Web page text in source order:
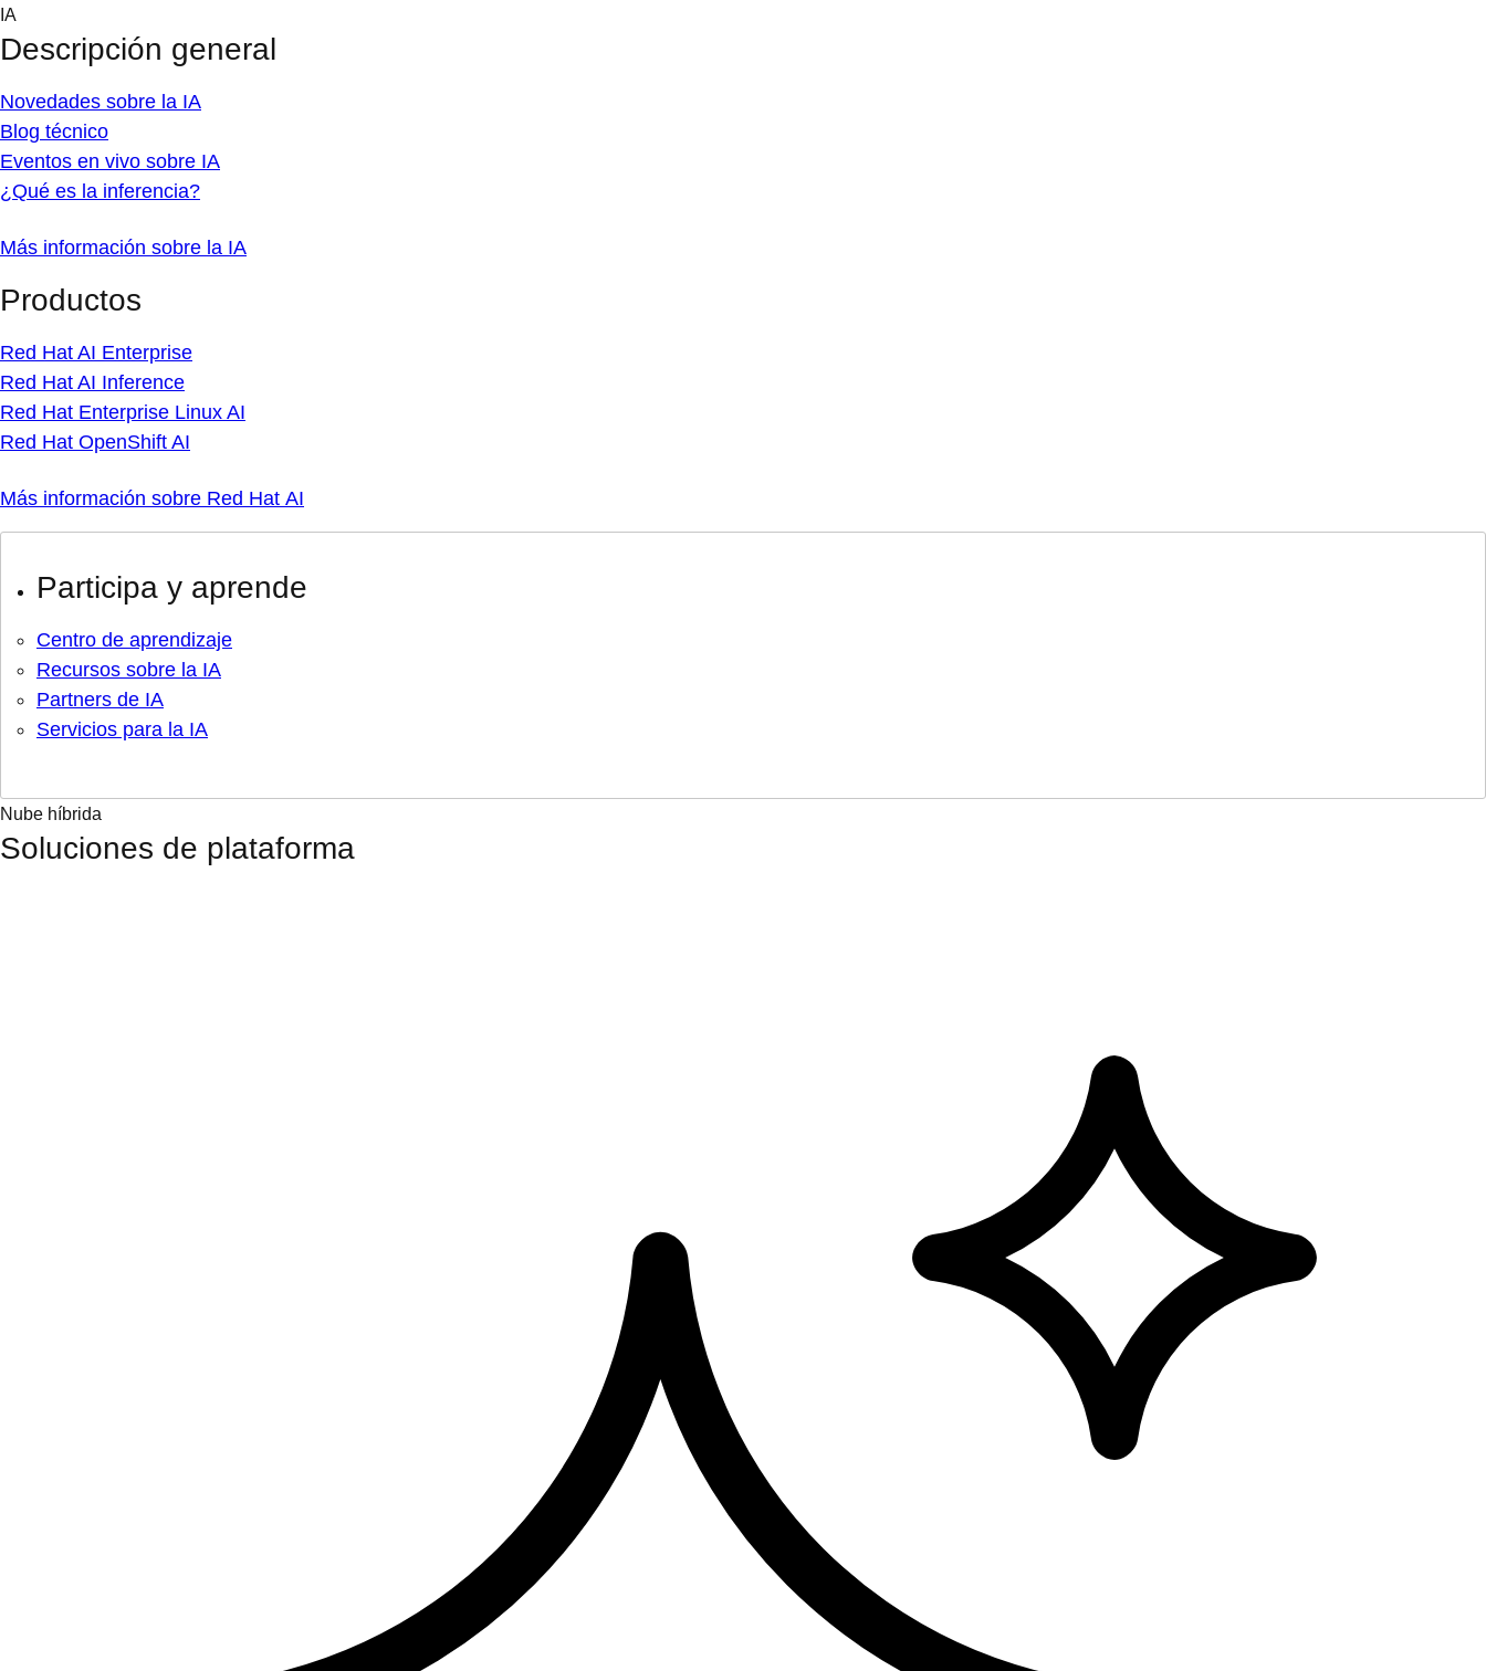
Skip
content
IA
Descripción general
Novedades sobre la IA
Blog técnico
Eventos en vivo sobre IA
¿Qué es la inferencia?
Más información sobre la IA
Productos
Red Hat AI Enterprise
Red Hat AI Inference
Red Hat Enterprise Linux AI
Red Hat OpenShift AI
Más información sobre Red Hat AI
Participa y aprende
Centro de aprendizaje
Recursos sobre la IA
Partners de IA
Servicios para la IA
Nube híbrida
Soluciones de plataforma